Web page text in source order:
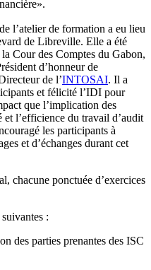
l’atelier de formation a eu lieu
de Libreville. Elle a été
Cour des Comptes du Gabon,
d’honneur de
de l’INTOSAI. Il a
et félicité l’IDI pour
que l’implication des
et l’efficience du travail d’audit
les participants à
et d’échanges durant cet
chacune ponctuée d’exercices
:
des parties prenantes des ISC